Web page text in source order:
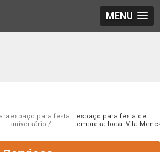
MENU
espaço para festa
aniversário
espaço para festa de
empresa local Vila